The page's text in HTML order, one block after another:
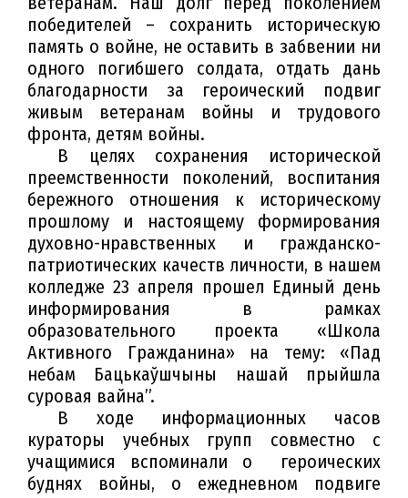
победителей – сохранить историческую
память о войне, не оставить в забвении ни
одного погибшего солдата, отдать дань
благодарности за героический подвиг
живым ветеранам войны и трудового
фронта, детям войны.
В целях сохранения исторической
преемственности поколений, воспитания
бережного отношения к историческому
прошлому и настоящему формирования
духовно-нравственных и гражданско-
патриотических качеств личности, в нашем
колледже 23 апреля прошел Единый день
информирования в рамках
образовательного проекта «Школа
Активного Гражданина» на тему: «Пад
небам Бацькаўшчыны нашай прыйшла
суровая вайна”.
В ходе информационных часов
кураторы учебных групп совместно с
учащимися вспоминали о героических
буднях войны, о ежедневном подвиге